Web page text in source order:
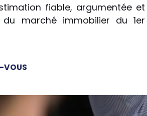
fiable, argumentée et
marché immobilier du 1er
VOUS